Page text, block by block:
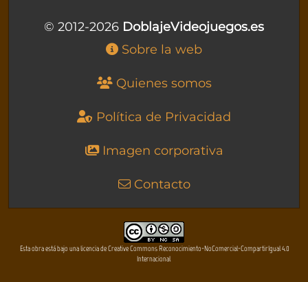
© 2012-2026 DoblajeVideojuegos.es
Sobre la web
Quienes somos
Política de Privacidad
Imagen corporativa
Contacto
Esta obra está bajo una licencia de Creative Commons Reconocimiento-NoComercial-CompartirIgual 4.0
Internacional